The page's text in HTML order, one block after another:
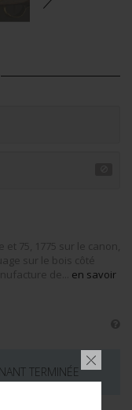
75, 1775 sur le canon,
sur le bois côté
de... en savoir
TERMINÉE